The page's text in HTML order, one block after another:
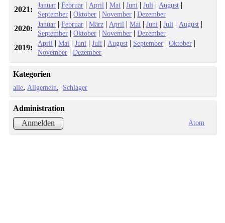
2021: Januar |Februar | April |Mai |Juni |Juli | August |
September |Oktober |November |Dezember
2020: Januar |Februar |März | April |Mai |Juni |Juli | August |
September |Oktober |November |Dezember
2019: April |Mai |Juni |Juli | August | September |Oktober |
November |Dezember
Kategorien
alle Allgemein Schlager
Administration
Anmelden
Atom